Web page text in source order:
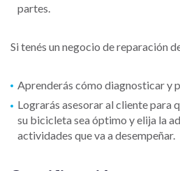
partes.
Si tenés un negocio de reparación
Aprenderás cómo diagnosticar y
Lograrás asesorar al cliente para
su bicicleta sea óptimo y elija la
actividades que va a desempeñar.